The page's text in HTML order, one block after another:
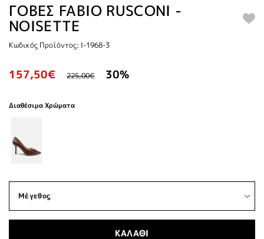
ΓΟΒΕΣ FABIO RUSCONI -
NOISETTE
Κωδικός Προϊόντος: I-1968-3
157,50€ 225,00€ 30%
Διαθέσιμα Χρώματα
ΚΑΛΑΘΙ